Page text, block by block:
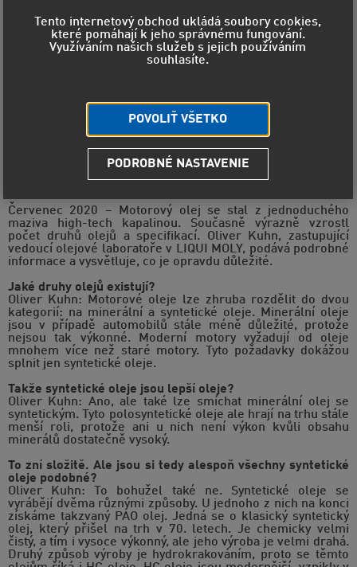
Červenec 2020 – Motorový olej se stal z jednoduchého
maziva high-tech kapalinou. Současně výrazně vzrostl
počet druhů olejů a specifikací. Oliver Kuhn, zastupující
vedoucí olejové laboratoře v LIQUI MOLY, podává podrobné
informace a vysvětluje, co je opravdu důležité.
Jaké druhy olejů existují?
Oliver Kuhn: Motorové oleje lze zhruba rozdělit do dvou
kategorií: na minerální a syntetické oleje. Minerální oleje
jsou v případě automobilů stále méně důležité, protože
nejsou tak výkonné. Moderní motory vyžadují od oleje
mnohem více než staré motory. Tyto požadavky dokážou
splnit jen syntetické oleje.
Takže syntetické oleje jsou lepší oleje?
Oliver Kuhn: Ano, ale také lze smíchat minerální olej se
syntetickým. Tyto polosyntetické oleje ale hrají na trhu stále
menší roli, protože ani u nich není výkon kvůli obsahu
minerálů dostatečně vysoký.
To zní složitě. Ale jsou si tedy alespoň všechny syntetické
oleje podobné?
Oliver Kuhn: To bohužel také ne. Syntetické oleje se
vyrábějí dvěma různými způsoby. U jednoho z nich na konci
získáme takzvaný PAO olej. Jedná se o klasický syntetický
olej, který přišel na trh v 70. letech. Je chemicky velmi
čistý, a tím i vysoce výkonný, ale jeho výroba je velmi drahá.
Druhý způsob výroby je hydrokrakováním, proto se těmto
Tento internetový obchod ukládá soubory cookies,
které pomáhají k jeho správnému fungování.
Využíváním našich služeb s jejich používáním
souhlasíte.
POVOLIŤ VŠETKO
PODROBNÉ NASTAVENIE